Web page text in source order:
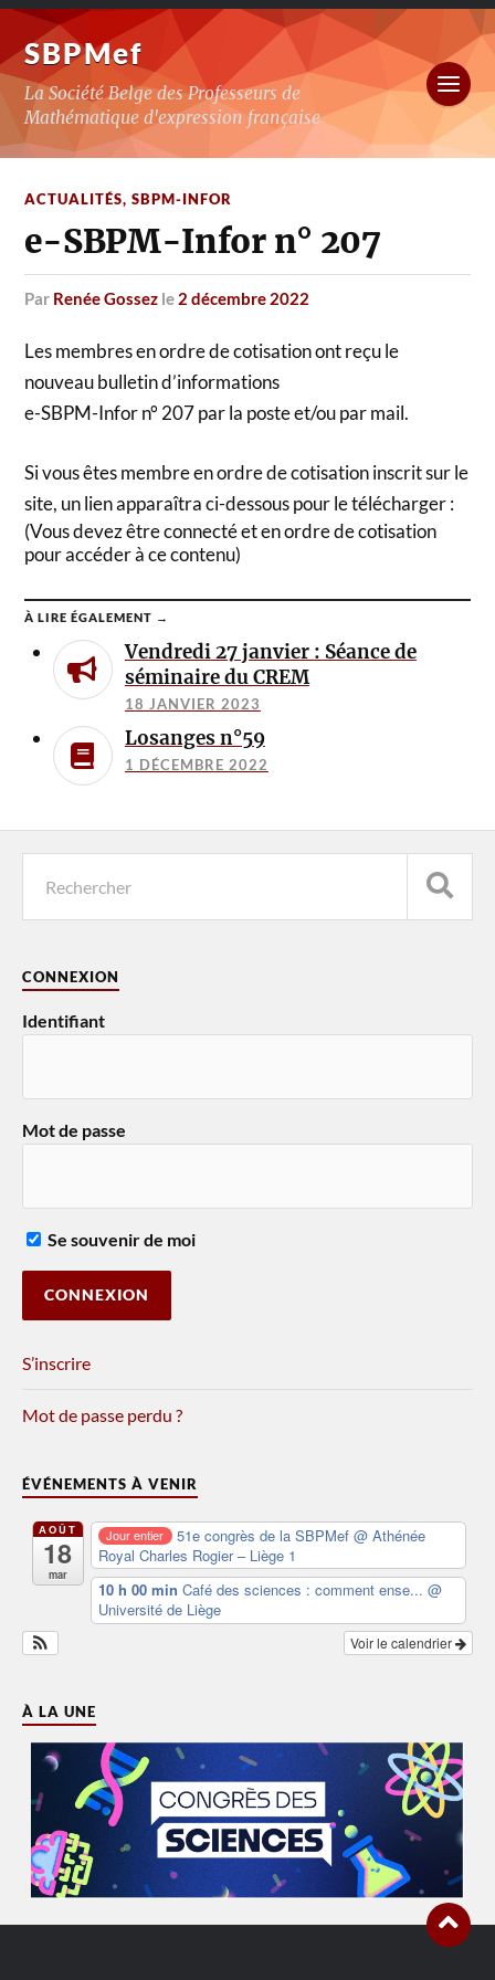
SBPMef
La Société Belge des Professeurs de
Mathématique d'expression française
ACTUALITÉS,SBPM-INFOR
e-SBPM-Infor n° 207
par Renée Gossez le 2 décembre 2022
Les membres en ordre de cotisation ont reçu le
nouveau bulletin d’informations
e-SBPM-Infor n° 207 par la poste et/ou par mail.
Si vous êtes membre en ordre de cotisation inscrit sur le
site, un lien apparaîtra ci-dessous pour le télécharger :
(Vous devez être connecté et en ordre de cotisation
pour accéder à ce contenu)
À LIRE ÉGALEMENT →
Vendredi 27 janvier : Séance de
séminaire du CREM
18 JANVIER 2023
Losanges n°59
1 DÉCEMBRE 2022
CONNEXION
Identifiant
Mot de passe
Se souvenir de moi
S’inscrire
Mot de passe perdu ?
ÉVÉNEMENTS À VENIR
AOÛT
18
mar
Jour entier 51e congrès de la SBPMef@ Athénée
Royal Charles Rogier – Liège 1
10 h 00 min Café des sciences : comment ense... @
Université de Liège
Voir le calendrier
À LA UNE